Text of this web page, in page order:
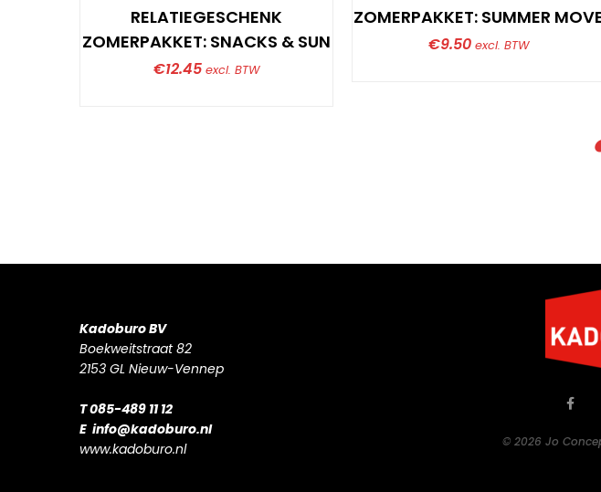
RELATIEGESCHENK
ZOMERPAKKET: SNACKS & SUN
€12.45 excl. BTW
ZOMERPAKKET: SUMMER
€9.50 excl. BTW
Kadoburo BV
Boekweitstraat 82
2153 GL Nieuw-Vennep
T 085-489 11 12
E info@kadoburo.nl
www.kadoburo.nl
© 2026 Jo